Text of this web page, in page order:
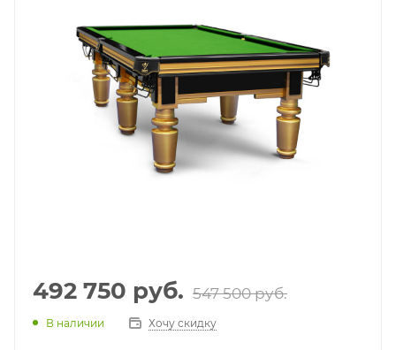
492 750 руб. 547 500руб.
В наличии Хочу скидку